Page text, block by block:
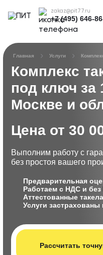
zakaz@pit77.ru
+7 (495) 646-
Главная Услуги
Комплекс
под ключ за
Москве и
Цена от 30
Выполним работу с
без простоя вашего
Предварительная
Работаем с НДС и
Аттестованные
Услуги застрахованы
Рассчитать т